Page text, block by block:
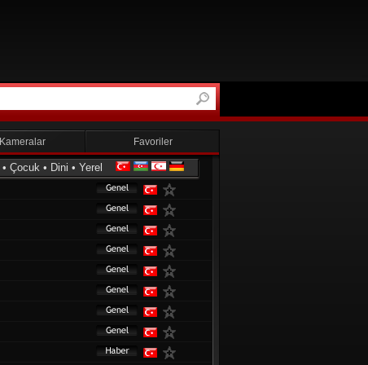
Kameralar Favoriler
• Çocuk • Dini • Yerel